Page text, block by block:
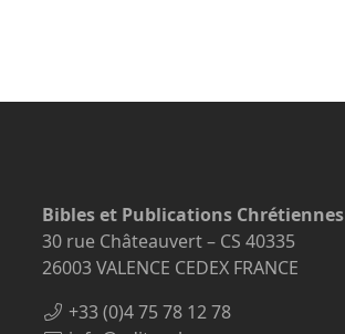
Bibles et Publications Chrétiennes
30 rue Châteauvert – CS 40335
26003 VALENCE CEDEX FRANCE
+33 (0)4 75 78 12 78